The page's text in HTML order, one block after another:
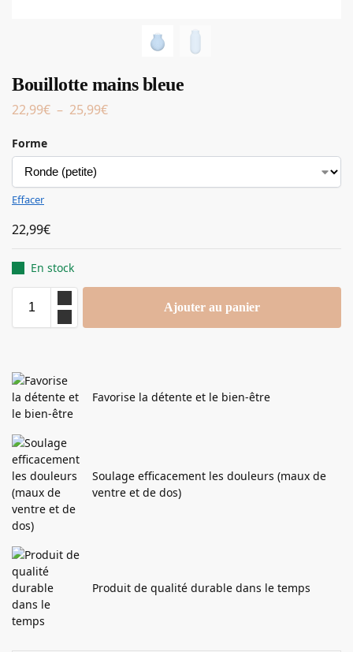
Bouillotte mains bleue
22,99€ – 25,99€
Forme
Effacer
22,99€
En stock
Ajouter au panier
Favorise la détente et le bien-être
Soulage efficacement les douleurs (maux de
ventre et de dos)
Produit de qualité durable dans le temps